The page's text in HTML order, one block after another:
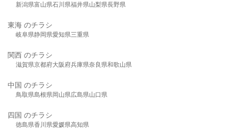
新潟県富山県石川県福井県山梨県長野県
東海 のチラシ
岐阜県静岡県愛知県三重県
関西 のチラシ
滋賀県京都府大阪府兵庫県奈良県和歌山県
中国 のチラシ
鳥取県島根県岡山県広島県山口県
四国 のチラシ
徳島県香川県愛媛県高知県